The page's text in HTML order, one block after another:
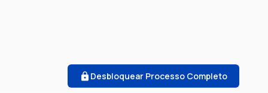
Desbloquear Processo Completo